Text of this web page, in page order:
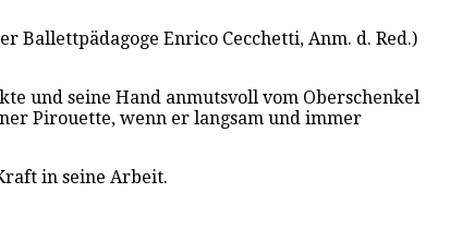
Ballettpädagoge Enrico Cecchetti, Anm. d. Red.)
und seine Hand anmutsvoll vom Oberschenkel
Pirouette, wenn er langsam und immer
in seine Arbeit.